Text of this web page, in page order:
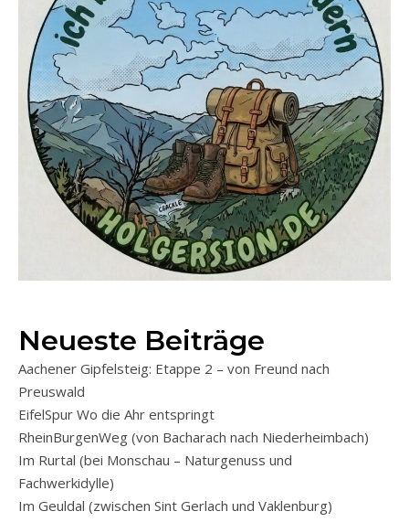
Neueste Beiträge
Aachener Gipfelsteig: Etappe 2 – von Freund nach
Preuswald
EifelSpur Wo die Ahr entspringt
RheinBurgenWeg (von Bacharach nach Niederheimbach)
Im Rurtal (bei Monschau – Naturgenuss und
Fachwerkidylle)
Im Geuldal (zwischen Sint Gerlach und Vaklenburg)